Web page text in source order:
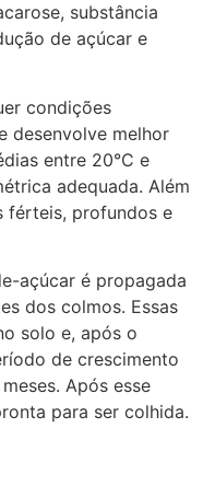
substância
de açúcar e
condições
desenvolve melhor
entre 20°C e
adequada. Além
férteis, profundos e
açúcar é propagada
dos colmos. Essas
solo e, após o
de crescimento
Após esse
para ser colhida.